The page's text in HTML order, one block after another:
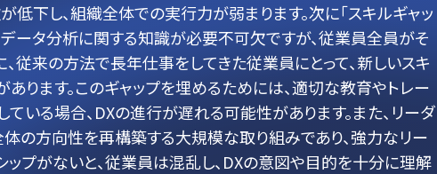
下し、組織全体での実行力が弱まります。次に「スキルギャッ
データ分析に関する知識が必要不可欠ですが、従業員全員がそ
従来の方法で長年仕事をしてきた従業員にとって、新しいスキ
ります。このギャップを埋めるためには、適切な教育やトレー
いる場合、DXの進行が遅れる可能性があります。また、リーダ
の方向性を再構築する大規模な取り組みであり、強力なリー
プがないと、従業員は混乱し、DXの意図や目的を十分に理解